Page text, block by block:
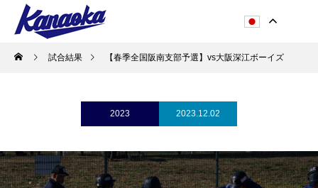
試合結果 【春季全国阪南支部予選】vs大阪深江ボーイズ
2023 2023.12.02